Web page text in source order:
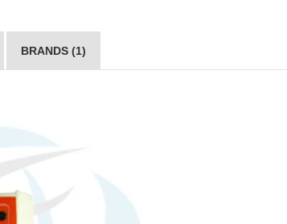
BRANDS (1)